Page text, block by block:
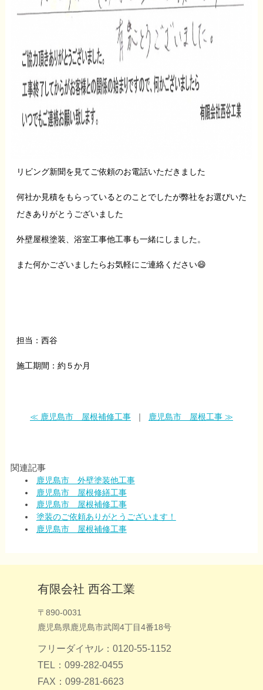
リビング新聞を見てご依頼のお電話いただきました
何社か見積をもらっているとのことでしたが弊社をお選びいた
だきありがとうございました
外壁屋根塗装、浴室工事他工事も一緒にしました。
また何かございましたらお気軽にご連絡ください😄
担当：西谷
施工期間：約５か月
≪ 鹿児島市 屋根補修工事｜ 鹿児島市 屋根工事 ≫
関連記事
鹿児島市 外壁塗装他工事
鹿児島市 屋根修繕工事
鹿児島市 屋根補修工事
塗装のご依頼ありがとうございます！
鹿児島市 屋根補修工事
有限会社 西谷工業
〒890-0031
鹿児島県鹿児島市武岡4丁目4番18号
フリーダイヤル：0120-55-1152
TEL：099-282-0455
FAX：099-281-6623